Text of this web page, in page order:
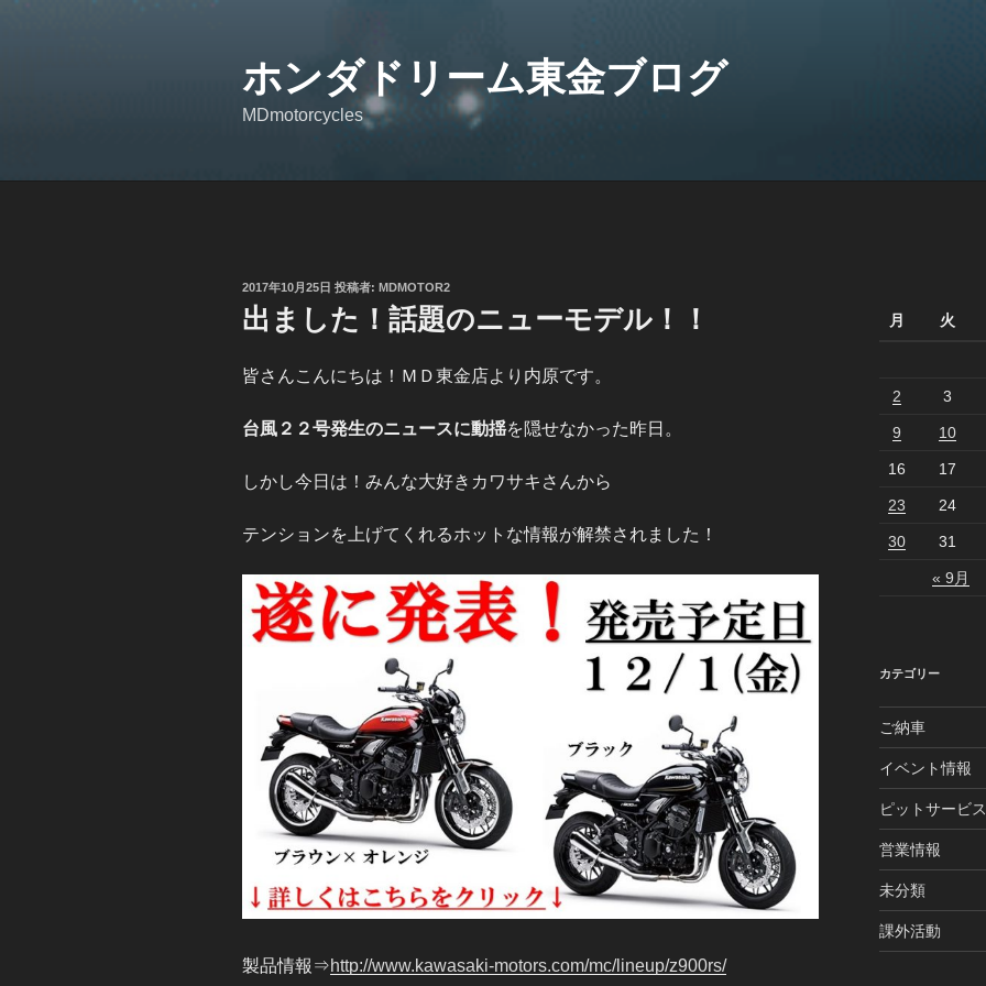
ホンダドリーム東金ブログ
MDmotorcycles
投
稿
日:
2017年10月25日 投稿者: MDMOTOR2
出ました！話題のニューモデル！！
皆さんこんにちは！ＭＤ東金店より内原です。
台風２２号発生のニュースに動揺を隠せなかった昨日。
しかし今日は！みんな大好きカワサキさんから
テンションを上げてくれるホットな情報が解禁されました！
製品情報⇒http://www.kawasaki-motors.com/mc/lineup/z900rs/
月
火
« 9月
2 3
9 10
16 17
23 24
30 31
カテゴリー
ご納車
イベント情報
ピットサービス
営業情報
未分類
課外活動